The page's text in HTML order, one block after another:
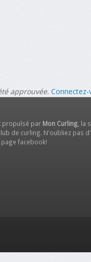
approuvée. Connectez-
propulsé par Mon Curling, la
de curling. N'oubliez pas
page facebook!